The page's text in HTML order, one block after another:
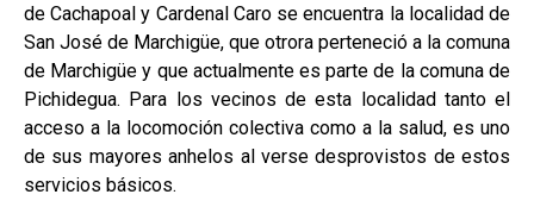
de Cachapoal y Cardenal Caro se encuentra la localidad de
San José de Marchigüe, que otrora perteneció a la comuna
de Marchigüe y que actualmente es parte de la comuna de
Pichidegua. Para los vecinos de esta localidad tanto el
acceso a la locomoción colectiva como a la salud, es uno
de sus mayores anhelos al verse desprovistos de estos
servicios básicos.